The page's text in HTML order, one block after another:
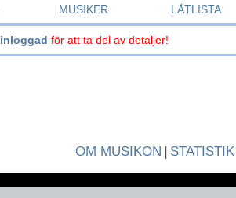
MUSIKER LÅTLISTA
inloggad för att ta del av detaljer!
OM MUSIKON | STATISTIK